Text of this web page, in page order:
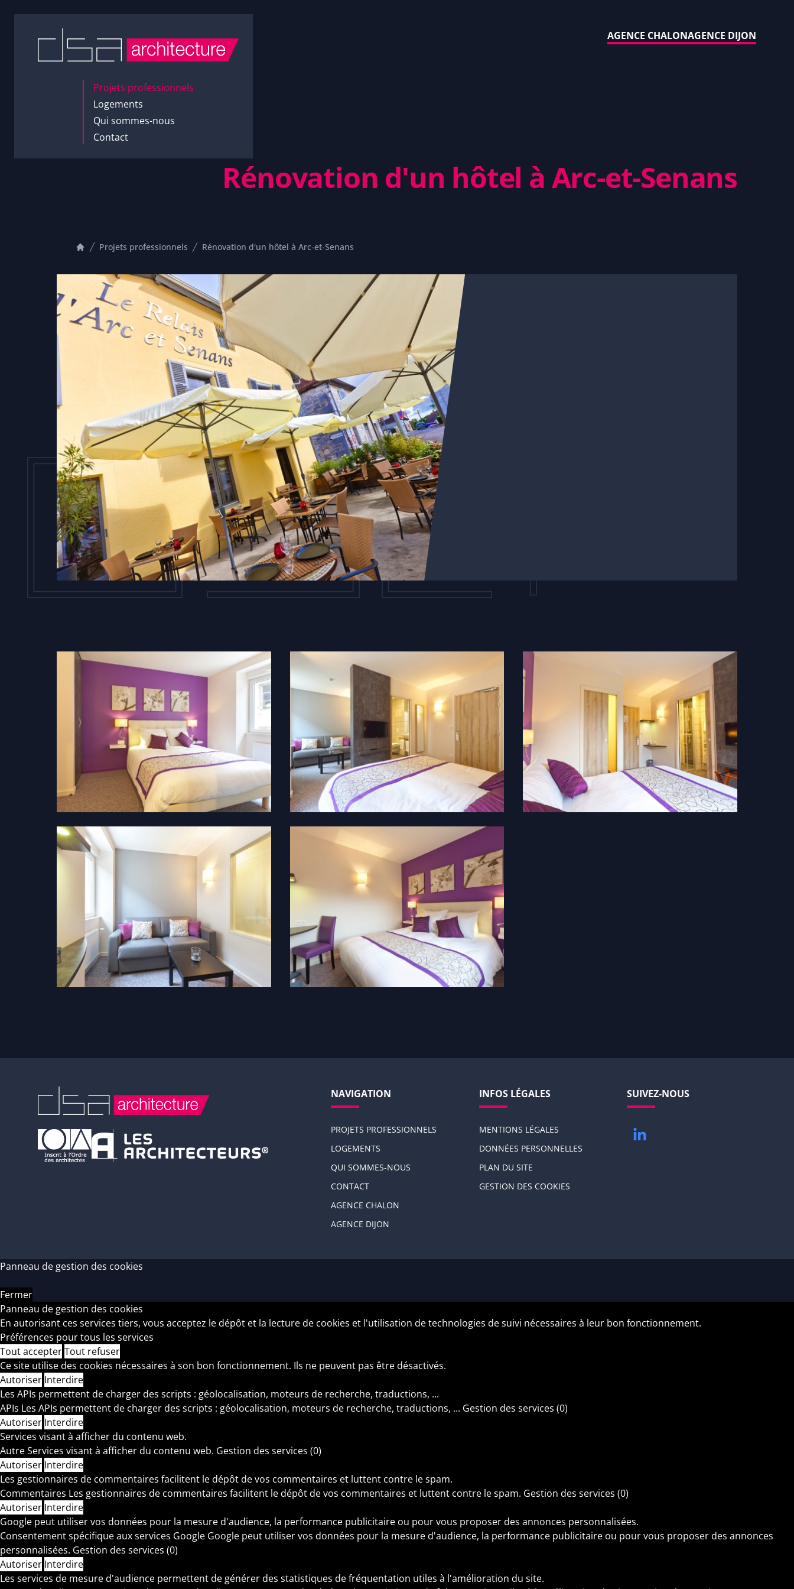
Projets professionnels
Logements
Qui sommes-nous
Contact
AGENCE CHALONAGENCE DIJON
Rénovation d'un hôtel à Arc-et-Senans
Projets professionnels Rénovation d'un hôtel à Arc-et-Senans
NAVIGATION
PROJETS PROFESSIONNELS
LOGEMENTS
QUI SOMMES-NOUS
CONTACT
AGENCE CHALON
AGENCE DIJON
INFOS LÉGALES
MENTIONS LÉGALES
DONNÉES PERSONNELLES
PLAN DU SITE
GESTION DES COOKIES
SUIVEZ-NOUS
LinkedIn
Panneau de gestion des cookies
Fermer
Panneau de gestion des cookies
En autorisant ces services tiers, vous acceptez le dépôt et la lecture de cookies et l'utilisation de technologies de suivi nécessaires à leur bon fonctionnement.
Préférences pour tous les services
Tout accepterTout refuser
Ce site utilise des cookies nécessaires à son bon fonctionnement. Ils ne peuvent pas être désactivés.
Autoriser Interdire
Les APIs permettent de charger des scripts : géolocalisation, moteurs de recherche, traductions, ...
APIs Les APIs permettent de charger des scripts : géolocalisation, moteurs de recherche, traductions, ... Gestion des services (0)
Autoriser Interdire
Services visant à afficher du contenu web.
AutreServices visant à afficher du contenu web. Gestion des services (0)
Autoriser Interdire
Les gestionnaires de commentaires facilitent le dépôt de vos commentaires et luttent contre le spam.
Commentaires Les gestionnaires de commentaires facilitent le dépôt de vos commentaires et luttent contre le spam. Gestion des services (0)
Autoriser Interdire
Google peut utiliser vos données pour la mesure d'audience, la performance publicitaire ou pour vous proposer des annonces personnalisées.
Consentement spécifique aux services Google Google peut utiliser vos données pour la mesure d'audience, la performance publicitaire ou pour vous proposer des annonces
personnalisées. Gestion des services (0)
Autoriser Interdire
Les services de mesure d'audience permettent de générer des statistiques de fréquentation utiles à l'amélioration du site.